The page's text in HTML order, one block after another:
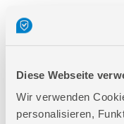
Diese Webseite
Wir verwenden
personalisieren,